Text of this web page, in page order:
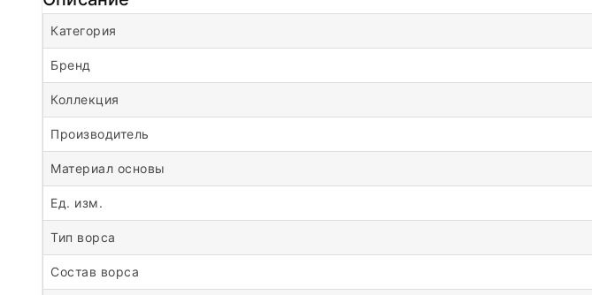
Категория
Бренд
Коллекция
Производитель
Материал основы
Ед. изм.
Тип ворса
Состав ворса